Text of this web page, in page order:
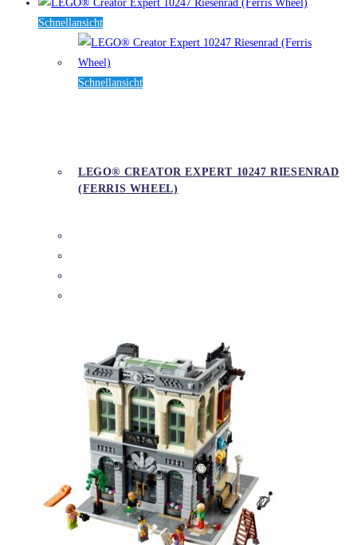
Schnellansicht
Schnellansicht
LEGO® CREATOR EXPERT 10247 RIESENRAD
(FERRIS WHEEL)